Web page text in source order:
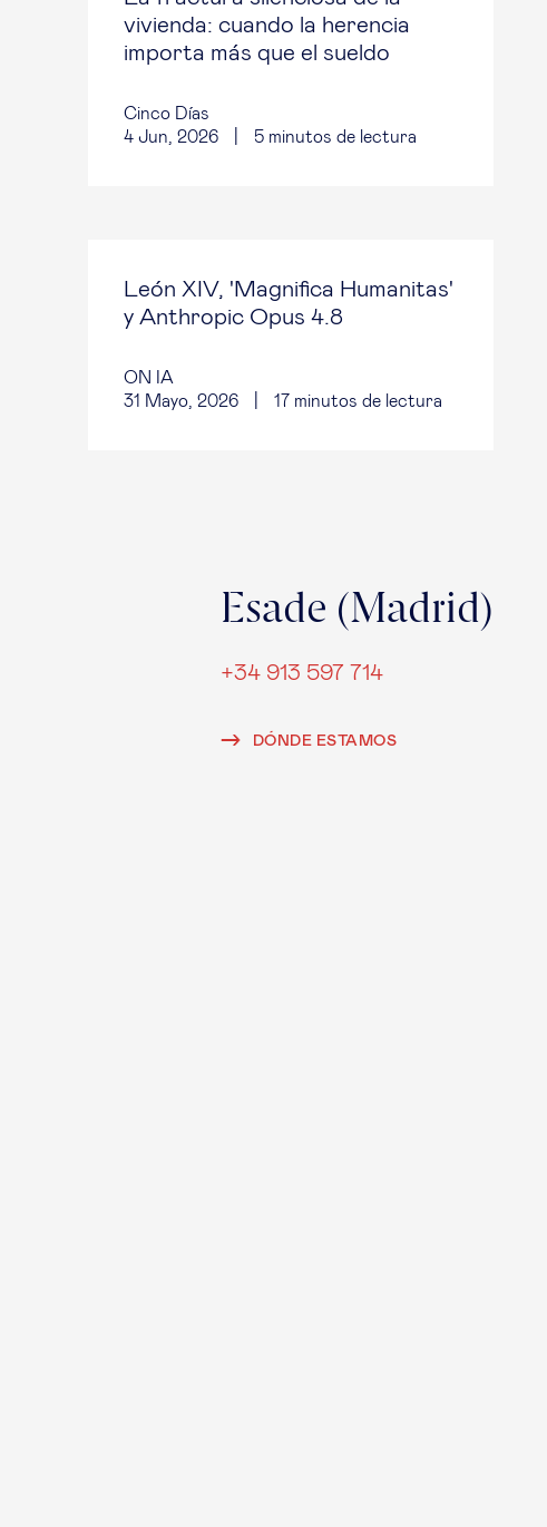
vivienda: cuando la herencia
importa más que el sueldo
Cinco Días
4 Jun, 2026
5 minutos de lectura
León XIV, 'Magnifica Humanitas'
y Anthropic Opus 4.8
ON IA
31 Mayo, 2026
17 minutos de lectura
Esade (Madrid)
+34 913 597 714
DÓNDE ESTAMOS